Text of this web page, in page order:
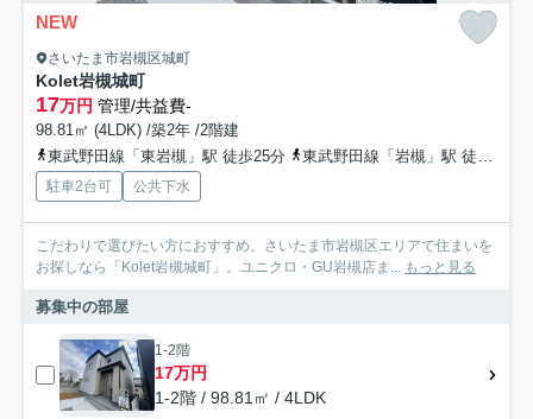
NEW
さいたま市岩槻区城町
Kolet岩槻城町
17万円 管理/共益費-
98.81㎡ (4LDK) /築2年 /2階建
東武野田線「東岩槻」駅 徒歩25分
東武野田線「岩槻」駅 徒歩27分
駐車2台可 公共下水
こだわりで選びたい方におすすめ。さいたま市岩槻区エリアで住まいを
お探しなら「Kolet岩槻城町」。ユニクロ・GU岩槻店ま... もっと見る
募集中の部屋
1-2階
17万円
1-2階 / 98.81㎡ / 4LDK